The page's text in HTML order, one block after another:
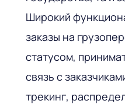
Широкий
заказы на
статусом,
связь с
трекинг,